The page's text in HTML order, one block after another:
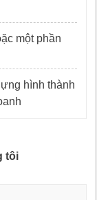
một phần
hình thành
tôi